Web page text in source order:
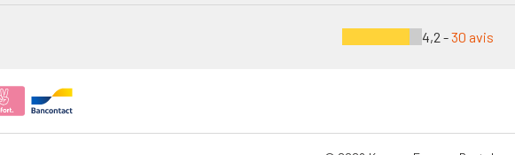
4,2 -30 avis